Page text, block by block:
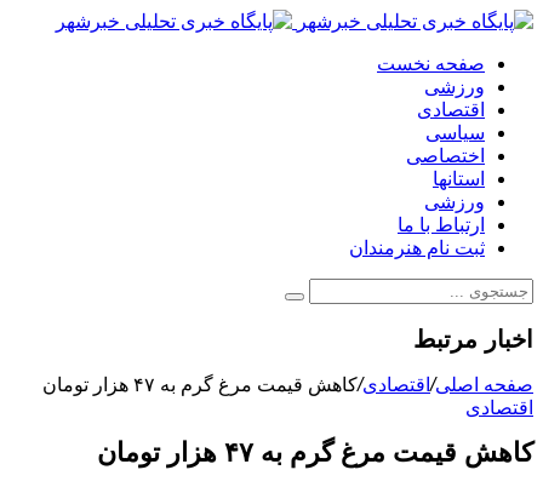
صفحه نخست
ورزشی
اقتصادی
سیاسی
اختصاصی
استانها
ورزشی
ارتباط با ما
ثبت نام هنرمندان
اخبار مرتبط
صفحه اصلی/اقتصادی/کاهش قیمت مرغ گرم به ۴۷ هزار تومان
اقتصادی
کاهش قیمت مرغ گرم به ۴۷ هزار تومان